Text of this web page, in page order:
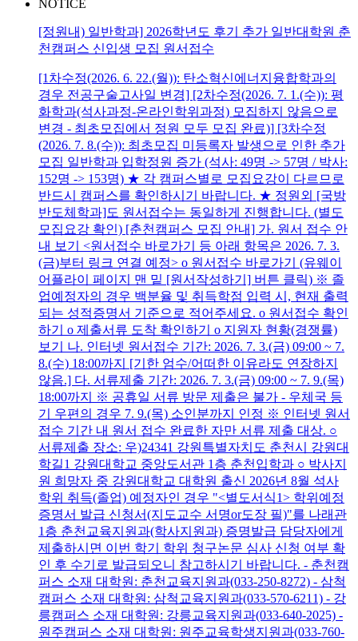
NOTICE
[정원내) 일반학과] 2026학년도 후기 추가 일반대학원 춘
천캠퍼스 신입생 모집 원서접수
[1차수정(2026. 6. 22.(월)): 탄소혁신에너지융합학과의
경우 전공구술고사일 변경] [2차수정(2026. 7. 1.(수)): 평
화학과(석사과정-온라인학위과정) 모집하지 않음으로
변경 - 최초모집에서 정원 모두 모집 완료)] [3차수정
(2026. 7. 8.(수)): 최초모집 미등록자 발생으로 인한 추가
모집 일반학과 입학정원 증가 (석사: 49명 -> 57명 / 박사:
152명 -> 153명) ★ 각 캠퍼스별로 모집요강이 다르므로
반드시 캠퍼스를 확인하시기 바랍니다. ★ 정원외 [국방
반도체학과]도 원서접수는 동일하게 진행합니다. (별도
모집요강 확인) [춘천캠퍼스 모집 안내] 가. 원서 접수 안
내 보기 <원서접수 바로가기 등 아래 항목은 2026. 7. 3.
(금)부터 링크 연결 예정> o 원서접수 바로가기 (유웨이
어플라이 페이지 맨 밑 [원서작성하기] 버튼 클릭) ※ 졸
업예정자의 경우 백분율 및 취득학점 입력 시, 현재 출력
되는 성적증명서 기준으로 적어주세요. o 원서접수 확인
하기 o 제출서류 도착 확인하기 o 지원자 현황(경쟁률)
보기 나. 인터넷 원서접수 기간: 2026. 7. 3.(금) 09:00 ~ 7.
8.(수) 18:00까지 [기한 엄수/어떠한 이유라도 연장하지
않음.] 다. 서류제출 기간: 2026. 7. 3.(금) 09:00 ~ 7. 9.(목)
18:00까지 ※ 공휴일 서류 방문 제출은 불가 - 우체국 등
기 우편의 경우 7. 9.(목) 소인분까지 인정 ※ 인터넷 원서
접수 기간 내 원서 접수 완료한 자만 서류 제출 대상. ○
서류제출 장소: 우)24341 강원특별자치도 춘천시 강원대
학길1 강원대학교 중앙도서관 1층 춘천입학과 ○ 박사지
원 희망자 중 강원대학교 대학원 출신 2026년 8월 석사
학위 취득(졸업) 예정자인 경우 "<별도서식1> 학위예정
증명서 발급 신청서(지도교수 서명or도장 필)"를 나래관
1층 춘천교육지원과(학사지원과) 증명발급 담당자에게
제출하시면 이번 학기 학위 청구논문 심사 신청 여부 확
인 후 수기로 발급되오니 참고하시기 바랍니다. - 춘천캠
퍼스 소재 대학원: 춘천교육지원과(033-250-8272) - 삼척
캠퍼스 소재 대학원: 삼척교육지원과(033-570-6211) - 강
릉캠퍼스 소재 대학원: 강릉교육지원과(033-640-2025) -
원주캠퍼스 소재 대학원: 원주교육학생지원과(033-760-